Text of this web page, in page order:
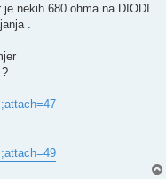
nekih 680 ohma na DIODI
.